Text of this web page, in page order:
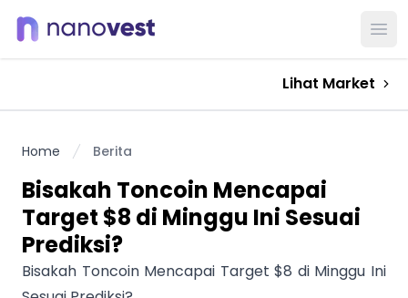
Lihat Market
Home Berita
Bisakah Toncoin Mencapai
Target $8 di Minggu Ini Sesuai
Prediksi?
Bisakah Toncoin Mencapai Target $8 di Minggu Ini